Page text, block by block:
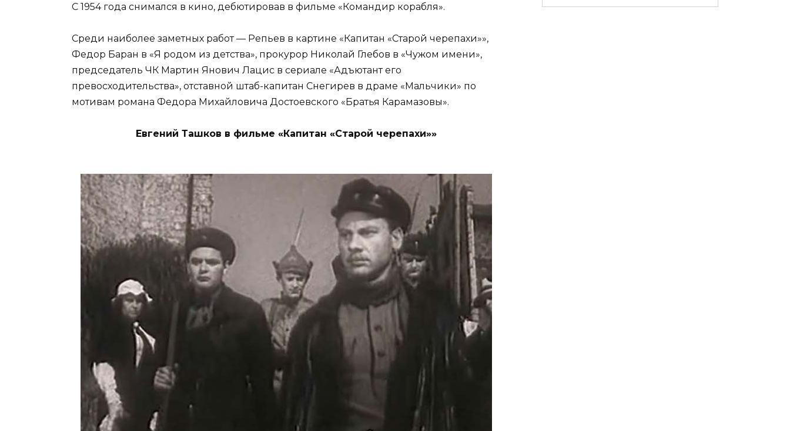
С 1954 года снимался в кино, дебютировав в фильме «Командир корабля».
Среди наиболее заметных работ — Репьев в картине «Капитан «Старой черепахи»»,
Федор Баран в «Я родом из детства», прокурор Николай Глебов в «Чужом имени»,
председатель ЧК Мартин Янович Лацис в сериале «Адъютант его
превосходительства», отставной штаб-капитан Снегирев в драме «Мальчики» по
мотивам романа Федора Михайловича Достоевского «Братья Карамазовы».
Евгений Ташков в фильме «Капитан «Старой черепахи»»